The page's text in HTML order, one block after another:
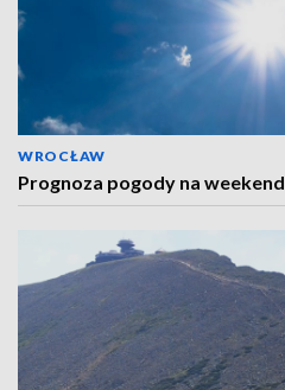
WROCŁAW
Prognoza pogody na weekend